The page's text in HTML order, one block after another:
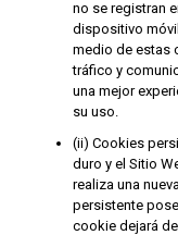
no se registran
dispositivo
medio de estas
tráfico y
una mejor
su uso.
(ii) Cookies
duro y el Sitio
realiza una
persistente
cookie dejará